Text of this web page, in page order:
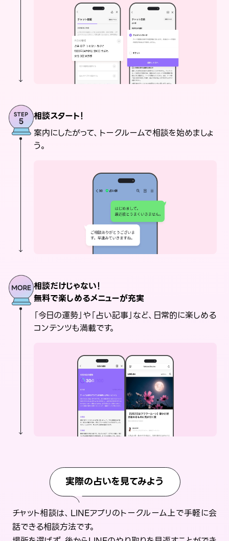
相談スタート！
案内にしたがって、トークルームで相談を始めましょ
う。
相談だけじゃない！
無料で楽しめるメニューが充実
「今日の運勢」や「占い記事」など、日常的に楽しめる
コンテンツも満載です。
実際の占いを見てみよう
チャット相談は、LINEアプリのトークルーム上で手軽に会
話できる相談方法です。